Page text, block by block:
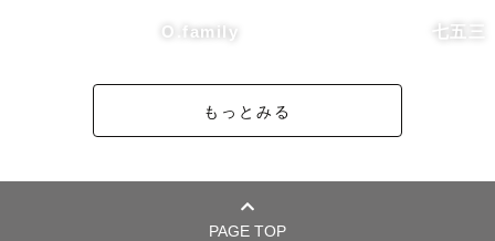
O.family 七五三
もっとみる
PAGE TOP